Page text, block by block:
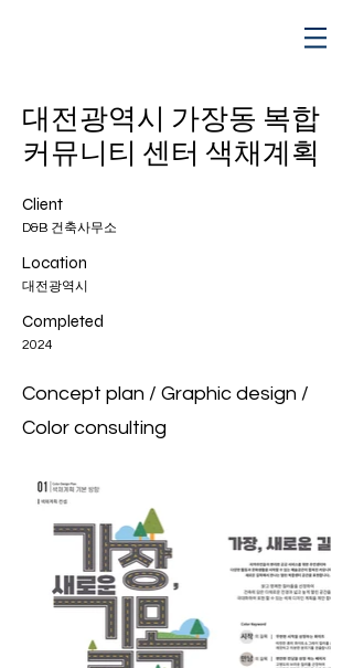
대전광역시 가장동 복합
커뮤니티 센터 색채계획
Client
D&B 건축사무소
Location
대전광역시
Completed
2024
Concept plan / Graphic design /
Color consulting